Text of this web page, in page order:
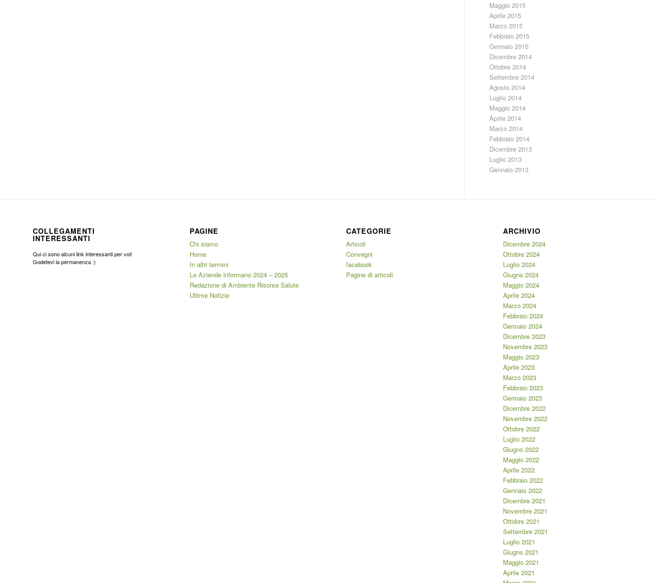
Maggio 2015
Aprile 2015
Marzo 2015
Febbraio 2015
Gennaio 2015
Dicembre 2014
Ottobre 2014
Settembre 2014
Agosto 2014
Luglio 2014
Maggio 2014
Aprile 2014
Marzo 2014
Febbraio 2014
Dicembre 2013
Luglio 2013
Gennaio 2013
COLLEGAMENTI
INTERESSANTI
Qui ci sono alcuni link interessanti per voi!
Godetevi la permanenza :)
PAGINE
Chi siamo
Home
In altri termini
Le Aziende informano 2024 – 2025
Redazione di Ambiente Risorse Salute
Ultime Notizie
CATEGORIE
Articoli
Convegni
facebook
Pagine di articoli
ARCHIVIO
Dicembre 2024
Ottobre 2024
Luglio 2024
Giugno 2024
Maggio 2024
Aprile 2024
Marzo 2024
Febbraio 2024
Gennaio 2024
Dicembre 2023
Novembre 2023
Maggio 2023
Aprile 2023
Marzo 2023
Febbraio 2023
Gennaio 2023
Dicembre 2022
Novembre 2022
Ottobre 2022
Luglio 2022
Giugno 2022
Maggio 2022
Aprile 2022
Febbraio 2022
Gennaio 2022
Dicembre 2021
Novembre 2021
Ottobre 2021
Settembre 2021
Luglio 2021
Giugno 2021
Maggio 2021
Aprile 2021